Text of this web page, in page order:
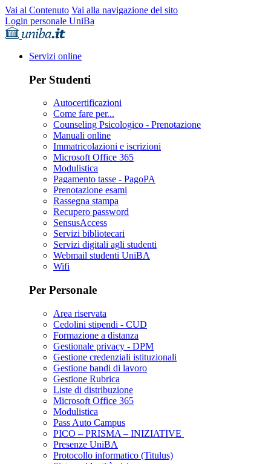
Vai al Contenuto Vai alla navigazione del sito
Login personale UniBa
Servizi online
Per Studenti
Autocertificazioni
Come fare per...
Counseling Psicologico - Prenotazione
Manuali online
Immatricolazioni e iscrizioni
Microsoft Office 365
Modulistica
Pagamento tasse - PagoPA
Prenotazione esami
Rassegna stampa
Recupero password
SensusAccess
Servizi bibliotecari
Servizi digitali agli studenti
Webmail studenti UniBA
Wifi
Per Personale
Area riservata
Cedolini stipendi - CUD
Formazione a distanza
Gestionale privacy - DPM
Gestione credenziali istituzionali
Gestione bandi di lavoro
Gestione Rubrica
Liste di distribuzione
Microsoft Office 365
Modulistica
Pass Auto Campus
PICO – PRISMA – INIZIATIVE
Presenze UniBA
Protocollo informatico (Titulus)